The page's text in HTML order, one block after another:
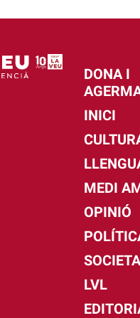
DONA I
INICI
MEDI
OPINIÓ
LVL